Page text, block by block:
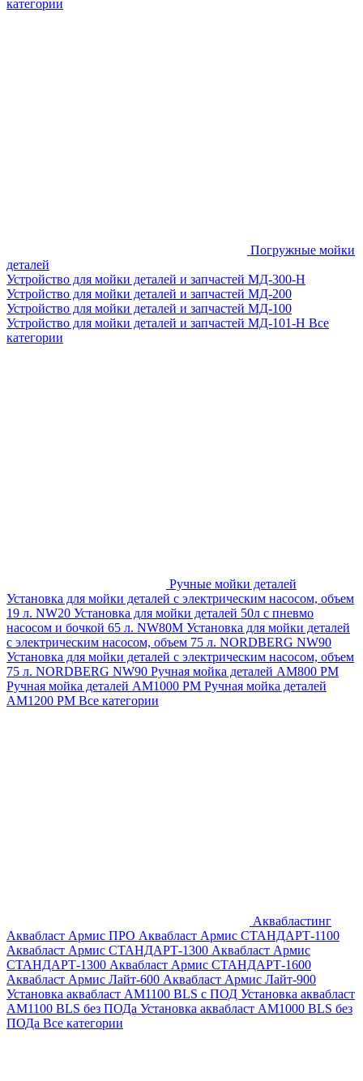
категории
Погружные мойки
деталей
Устройство для мойки деталей и запчастей МД-300-H
Устройство для мойки деталей и запчастей МД-200
Устройство для мойки деталей и запчастей МД-100
Устройство для мойки деталей и запчастей МД-101-Н Все
категории
Ручные мойки деталей
Установка для мойки деталей с электрическим насосом, объем
19 л. NW20 Установка для мойки деталей 50л с пневмо
насосом и бочкой 65 л. NW80M Установка для мойки деталей
с электрическим насосом, объем 75 л. NORDBERG NW90
Установка для мойки деталей с электрическим насосом, объем
75 л. NORDBERG NW90 Ручная мойка деталей АМ800 РМ
Ручная мойка деталей АМ1000 РМ Ручная мойка деталей
АМ1200 РМ Все категории
Аквабластинг
Аквабласт Армис ПРО Аквабласт Армис СТАНДАРТ-1100
Аквабласт Армис СТАНДАРТ-1300 Аквабласт Армис
СТАНДАРТ-1300 Аквабласт Армис СТАНДАРТ-1600
Аквабласт Армис Лайт-600 Аквабласт Армис Лайт-900
Установка аквабласт AM1100 BLS с ПОД Установка аквабласт
AM1100 BLS без ПОДа Установка аквабласт AM1000 BLS без
ПОДа Все категории